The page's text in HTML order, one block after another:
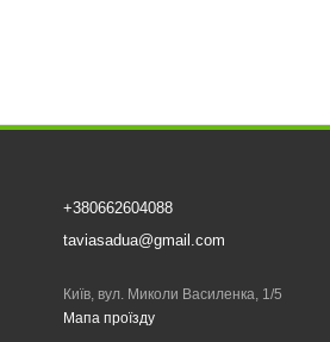
+380662604088
taviasadua@gmail.com
Київ, вул. Миколи Василенка, 1/5
Мапа проїзду